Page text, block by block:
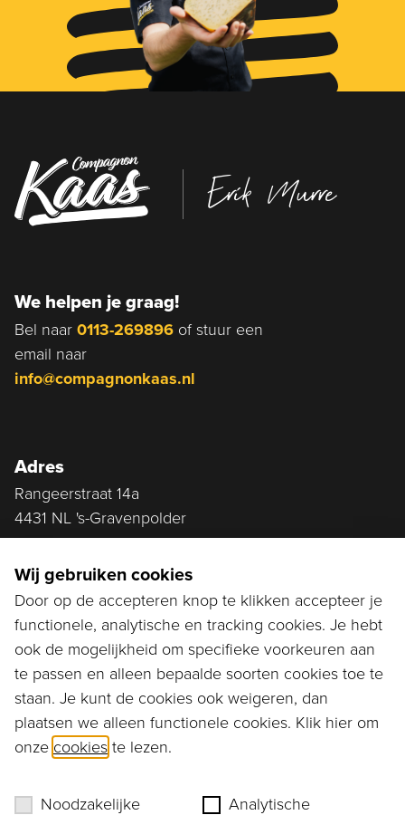
Erik Murre
We helpen je graag!
Bel naar 0113-269896 of stuur een
email naar
info@compagnonkaas.nl
Adres
Rangeerstraat 14a
4431 NL 's-Gravenpolder
Ga naar...
Bestellen
Diensten
Assortiment
Ons verhaal
Wij gebruiken cookies
Door op de accepteren knop te klikken accepteer je
functionele, analytische en tracking cookies. Je hebt
ook de mogelijkheid om specifieke voorkeuren aan
te passen en alleen bepaalde soorten cookies toe te
staan. Je kunt de cookies ook weigeren, dan
plaatsen we alleen functionele cookies. Klik hier om
onze cookies te lezen.
Noodzakelijke Analytische